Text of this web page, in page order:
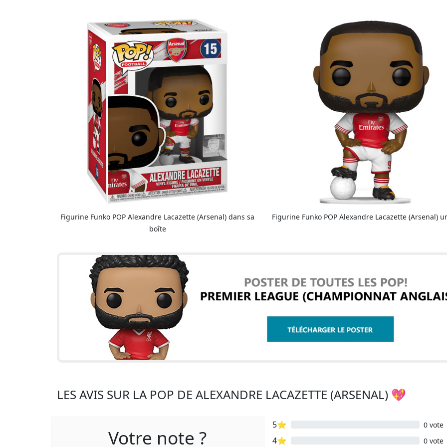
Figurine Funko POP Alexandre Lacazette (Arsenal) dans sa
boîte
Figurine Funko POP Alexandre Lacazette (Arsenal)
LES AVIS SUR LA POP DE ALEXANDRE LACAZETTE (ARSENAL) 💖
Votre note ?
5⭐ 0 vote
4⭐ 0 vote